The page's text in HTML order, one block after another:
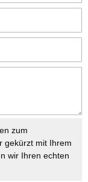
zum
gekürzt mit Ihrem
wir Ihren echten